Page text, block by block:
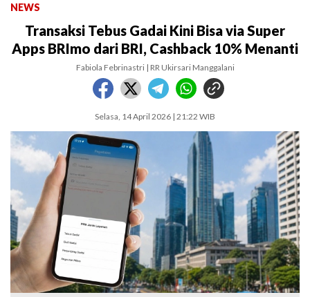
NEWS
Transaksi Tebus Gadai Kini Bisa via Super
Apps BRImo dari BRI, Cashback 10% Menanti
Fabiola Febrinastri | RR Ukirsari Manggalani
Selasa, 14 April 2026 | 21:22 WIB